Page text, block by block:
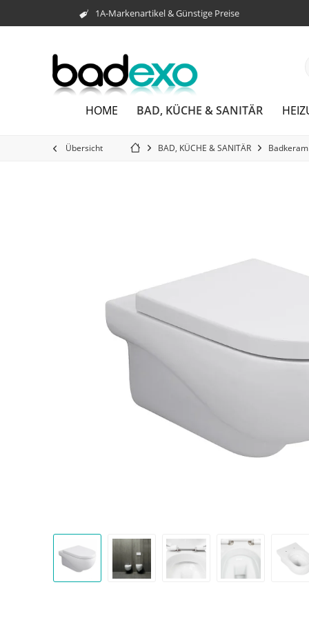
1A-Markenartikel & Günstige Preise
HOME BAD, KÜCHE & SANITÄR
Übersicht BAD, KÜCHE & SANITÄR